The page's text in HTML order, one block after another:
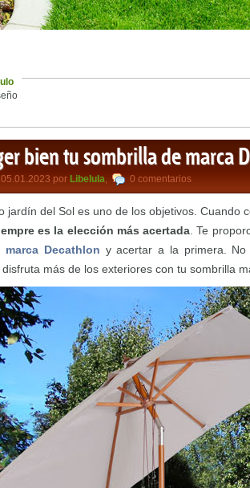
bien tu sombrilla de marca
por Libelula 0 comentarios
jardín del Sol es uno de los objetivos. Cuando
es la elección más acertada . Te
Decathlon y acertar a la primera.
más de los exteriores con tu sombrilla